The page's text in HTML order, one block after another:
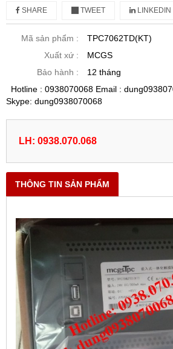
SHARE TWEET LINKEDIN
Mã sản phẩm :
TPC7062TD(KT)
Xuất xứ :
MCGS
Bảo hành :
12 tháng
Hotline : 0938070068 Email :
Skype: dung0938070068
LH: 0938.070.068
THÔNG TIN SẢN PHẨM